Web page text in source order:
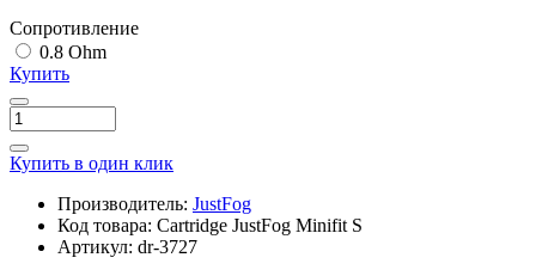
Cопротивление
0.8 Ohm
Купить
Купить в один клик
Производитель: JustFog
Код товара: Cartridge JustFog Minifit S
Артикул: dr-3727